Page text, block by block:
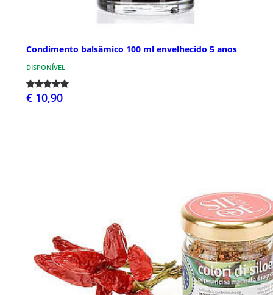
Condimento balsâmico 100 ml envelhecido 5 anos
DISPONÍVEL
€ 10,90